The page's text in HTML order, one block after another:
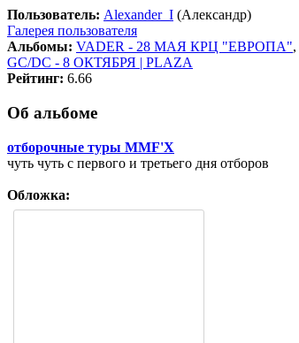
Пользователь: Alexander_I (Александр)
Галерея пользователя
Альбомы: VADER - 28 МАЯ КРЦ "ЕВРОПА",
GC/DC - 8 ОКТЯБРЯ | PLAZA
Рейтинг: 6.66
Об альбоме
отборочные туры MMF'X
чуть чуть с первого и третьего дня отборов
Обложка: